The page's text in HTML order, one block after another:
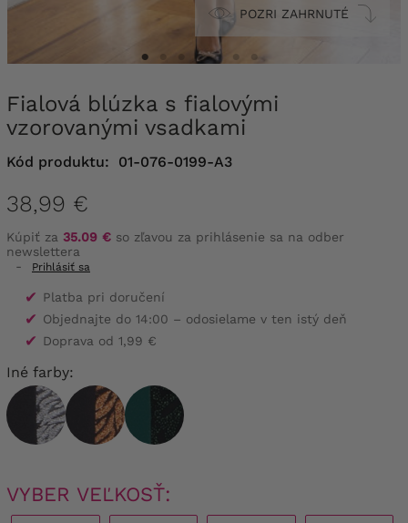
POZRI ZAHRNUTÉ
Fialová blúzka s fialovými
vzorovanými vsadkami
Kód produktu: 01-076-0199-A3
38,99 €
Kúpiť za 35.09 € so zľavou za prihlásenie sa na odber
newslettera
-
Prihlásiť sa
✔ Platba pri doručení
✔ Objednajte do 14:00 – odosielame v ten istý deň
✔ Doprava od 1,99 €
Iné farby:
VYBER VEĽKOSŤ: